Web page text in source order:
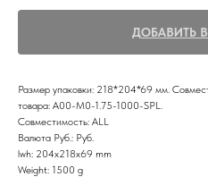
ДОБАВИТЬ
Размер упаковки: 218*204*69 мм.
товара: A00-M0-1.75-1000-SPL.
Совместимость: ALL
Валюта Руб.: Руб.
lwh: 204x218x69 mm
Weight: 1500 g